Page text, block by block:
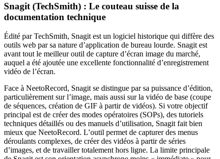
Snagit (TechSmith) : Le couteau suisse de la
documentation technique
Édité par TechSmith, Snagit est un logiciel historique qui diffère des
outils web par sa nature d’application de bureau lourde. Snagit est
avant tout le meilleur outil de capture d’écran image du marché,
auquel a été ajoutée une excellente fonctionnalité d’enregistrement
vidéo de l’écran.
Face à NeetoRecord, Snagit se distingue par sa puissance d’édition,
particulièrement sur l’image, mais aussi sur la vidéo de base (coupe
de séquences, création de GIF à partir de vidéos). Si votre objectif
principal est de créer des modes opératoires (SOPs), des tutoriels
techniques détaillés ou des manuels d’utilisation, Snagit fait bien
mieux que NeetoRecord. L’outil permet de capturer des menus
déroulants complexes, de créer des vidéos à partir de séries
d’images, et de travailler totalement hors ligne. La limite principale